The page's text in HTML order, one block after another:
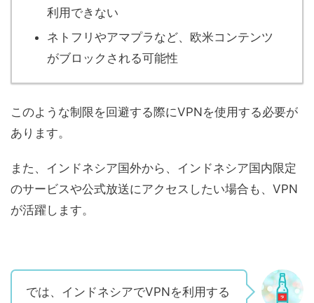
利用できない
ネトフリやアマプラなど、欧米コンテンツ
がブロックされる可能性
このような制限を回避する際にVPNを使用する必要が
あります。
また、インドネシア国外から、インドネシア国内限定
のサービスや公式放送にアクセスしたい場合も、VPN
が活躍します。
では、インドネシアでVPNを利用する